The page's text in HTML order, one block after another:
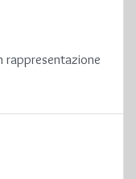
rappresentazione